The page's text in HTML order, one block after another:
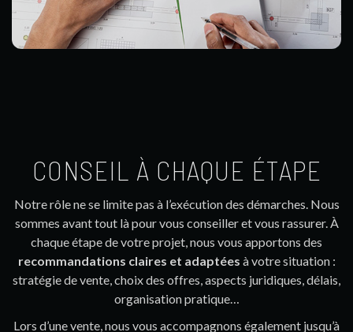
CONSEIL À CHAQUE ÉTAPE
Notre rôle ne se limite pas à l’exécution des démarches. Nous
sommes avant tout là pour vous conseiller et vous rassurer. À
chaque étape de votre projet, nous vous apportons des
recommandations claires et adaptées à votre situation :
stratégie de vente, choix des offres, aspects juridiques, délais,
organisation pratique…
Lors d’une vente, nous vous accompagnons également jusqu’à